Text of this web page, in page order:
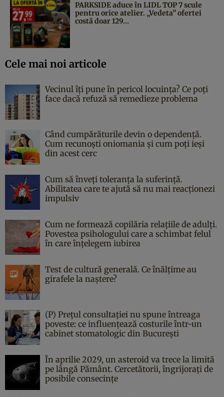
PARKSIDE aduce în LIDL TOP 7 scule
pentru orice atelier. „Vedeta” ofertei
costă doar 129...
Cele mai noi articole
Vecinul îți pune în pericol locuința? Ce poți
face dacă refuză să remedieze problema
Când cumpărăturile devin o dependență.
Cum recunoști oniomania și cum poți ieși
din acest cerc
Cum să înveți toleranța la suferință.
Abilitatea care te ajută să nu mai reacționezi
impulsiv
Cum ne formează copilăria relațiile de adulți.
Povestea psihologului care a schimbat felul
în care înțelegem iubirea
Test de cultură generală. Ce înălțime au
girafele la naștere?
(P) Prețul consultației nu spune întreaga
poveste: ce influențează costurile într-un
cabinet stomatologic din București
În aprilie 2029, un asteroid va trece la limită
pe lângă Pământ. Cercetătorii, îngrijorați de
posibile consecințe